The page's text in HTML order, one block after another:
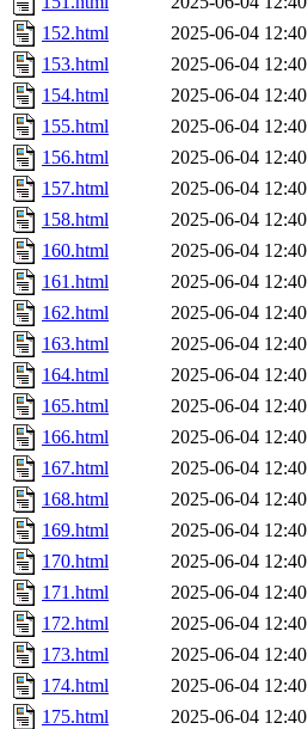
152.html
2025-06-04 12:40
153.html
2025-06-04 12:40
154.html
2025-06-04 12:40
155.html
2025-06-04 12:40
156.html
2025-06-04 12:40
157.html
2025-06-04 12:40
158.html
2025-06-04 12:40
160.html
2025-06-04 12:40
161.html
2025-06-04 12:40
162.html
2025-06-04 12:40
163.html
2025-06-04 12:40
164.html
2025-06-04 12:40
165.html
2025-06-04 12:40
166.html
2025-06-04 12:40
167.html
2025-06-04 12:40
168.html
2025-06-04 12:40
169.html
2025-06-04 12:40
170.html
2025-06-04 12:40
171.html
2025-06-04 12:40
172.html
2025-06-04 12:40
173.html
2025-06-04 12:40
174.html
2025-06-04 12:40
175.html
2025-06-04 12:40